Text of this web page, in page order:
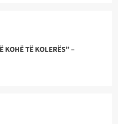
KOHË TË KOLERËS” –